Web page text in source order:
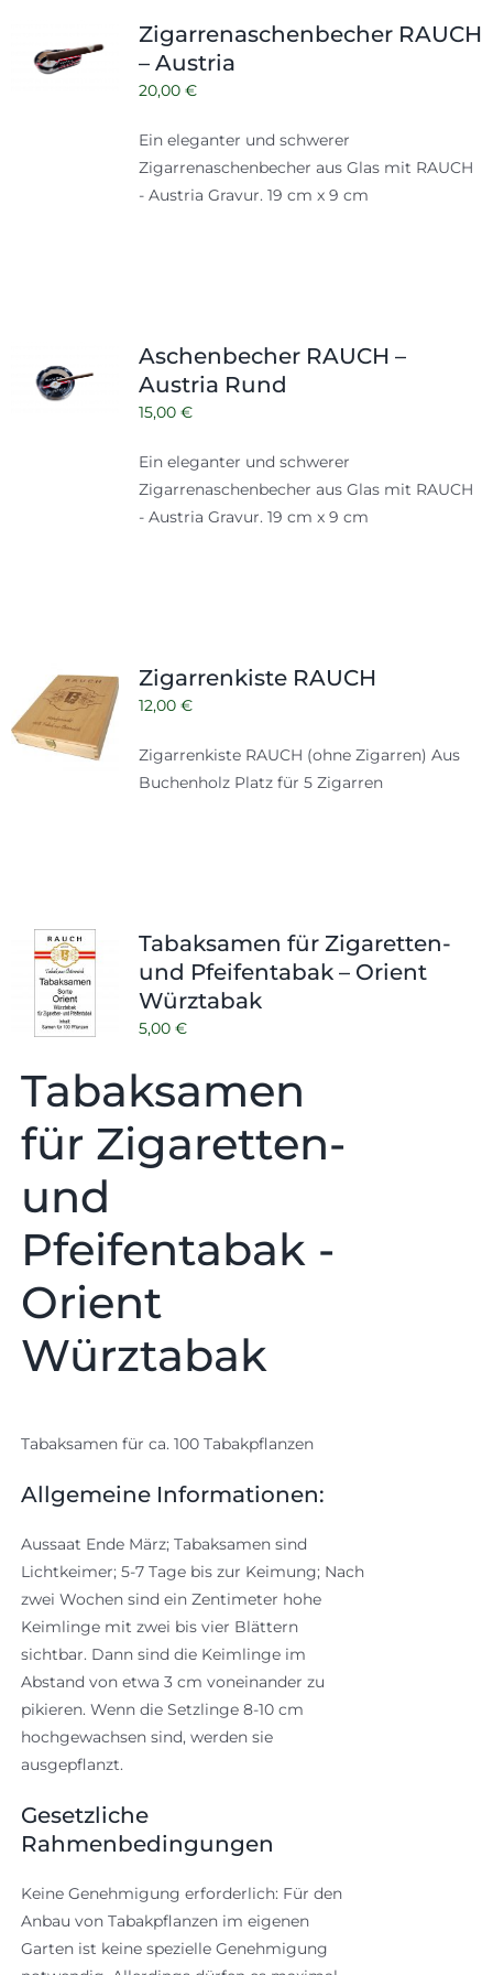
Kontakt
Zubehör
Zigarrenaschenbecher RAUCH
– Austria
20,00 €
Ein eleganter und schwerer
Zigarrenaschenbecher aus Glas mit RAUCH
- Austria Gravur. 19 cm x 9 cm
Aschenbecher RAUCH –
Austria Rund
15,00 €
Ein eleganter und schwerer
Zigarrenaschenbecher aus Glas mit RAUCH
- Austria Gravur. 19 cm x 9 cm
Zigarrenkiste RAUCH
12,00 €
Zigarrenkiste RAUCH (ohne Zigarren) Aus
Buchenholz Platz für 5 Zigarren
Tabaksamen für Zigaretten-
und Pfeifentabak – Orient
Würztabak
5,00 €
Tabaksamen
für Zigaretten-
und
Pfeifentabak -
Orient
Würztabak
Tabaksamen für ca. 100 Tabakpflanzen
Allgemeine Informationen:
Aussaat Ende März; Tabaksamen sind
Lichtkeimer; 5-7 Tage bis zur Keimung; Nach
zwei Wochen sind ein Zentimeter hohe
Keimlinge mit zwei bis vier Blättern
sichtbar. Dann sind die Keimlinge im
Abstand von etwa 3 cm voneinander zu
pikieren. Wenn die Setzlinge 8-10 cm
hochgewachsen sind, werden sie
ausgepflanzt.
Gesetzliche
Rahmenbedingungen
Keine Genehmigung erforderlich: Für den
Anbau von Tabakpflanzen im eigenen
Garten ist keine spezielle Genehmigung